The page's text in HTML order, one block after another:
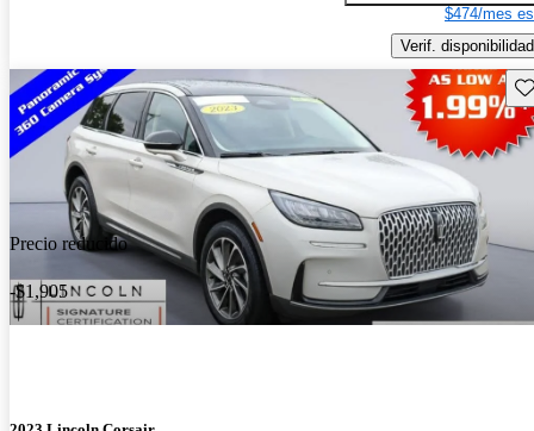
$474/mes
Verif. disponibilidad
Precio reducido
-$1,905